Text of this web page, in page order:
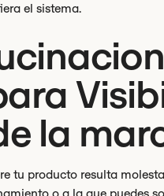
el sistema.
la
tu producto resulta